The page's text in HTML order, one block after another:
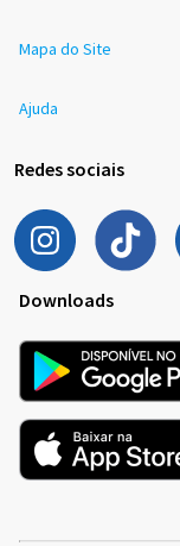
Mapa do Site
Ajuda
Redes sociais
Downloads